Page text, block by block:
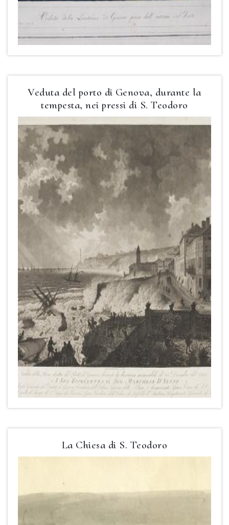
Veduta del porto di Genova, durante la
tempesta, nei pressi di S. Teodoro
La Chiesa di S. Teodoro